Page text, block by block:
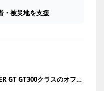
・被災地を支援
DUNLOP（住友ゴム工業）、SUPER GT GT300クラスのオフィシャルタイヤサプライヤーに決定